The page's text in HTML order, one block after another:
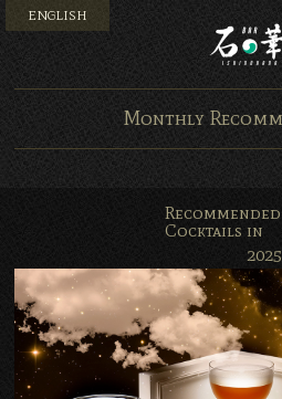
ENGLISH
Monthly
Recommended
Cocktails in